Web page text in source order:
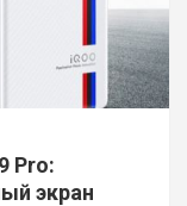
Pro:
экран